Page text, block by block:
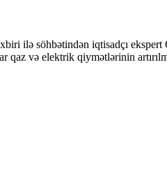
ilə söhbətindən iqtisadçı
və elektrik qiymətlərinin